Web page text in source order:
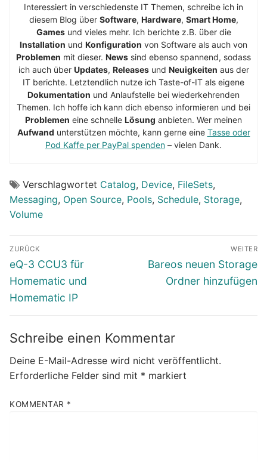
Interessiert in verschiedenste IT Themen, schreibe ich in
diesem Blog über Software, Hardware, Smart Home,
Gamesund vieles mehr. Ich berichte z.B. über die
Installation und Konfiguration von Software als auch von
Problemen mit dieser. News sind ebenso spannend, sodass
ich auch über Updates, Releasesund Neuigkeiten aus der
IT berichte. Letztendlich nutze ich Taste-of-IT als eigene
Dokumentation und Anlaufstelle bei wiederkehrenden
Themen. Ich hoffe ich kann dich ebenso informieren und bei
Problemen eine schnelle Lösung anbieten. Wer meinen
Aufwand unterstützen möchte, kann gerne eine Tasse oder
Pod Kaffe per PayPal spenden – vielen Dank.
Verschlagwortet Catalog, Device, FileSets,
Messaging, Open Source, Pools, Schedule, Storage,
Volume
Beitragsnavigation
ZURÜCK
Vorheriger
Beitrag:
eQ-3 CCU3 für
Homematic und
Homematic IP
WEITER
Nächster
Beitrag:
Bareos neuen Storage
Ordner hinzufügen
Schreibe einen Kommentar
Deine E-Mail-Adresse wird nicht veröffentlicht.
Erforderliche Felder sind mit * markiert
KOMMENTAR *